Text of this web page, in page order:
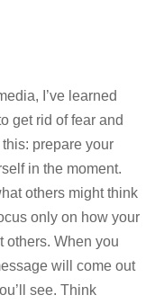
I’ve learned
get rid of fear and
prepare your
in the moment.
others might think
only on how your
others. When you
will come out
see. Think